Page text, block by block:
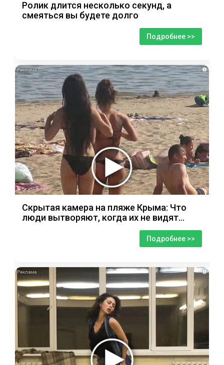
Ролик длится несколько секунд, а
смеяться вы будете долго
Подробнее >>
i
Скрытая камера на пляже Крыма: Что
люди вытворяют, когда их не видят...
Подробнее >>
i